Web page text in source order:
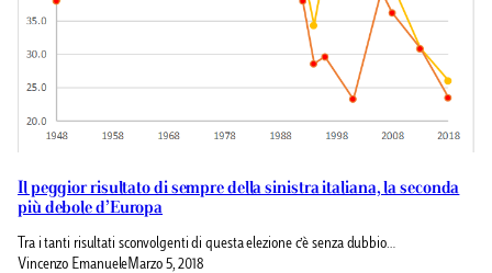
Il peggior risultato di sempre della sinistra italiana, la seconda
più debole d’Europa
Tra i tanti risultati sconvolgenti di questa elezione c’è senza dubbio…
Vincenzo Emanuele Marzo 5, 2018